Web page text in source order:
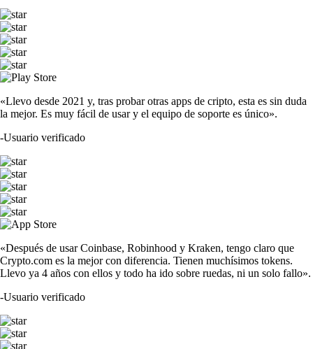
«Llevo desde 2021 y, tras probar otras apps de cripto, esta es sin duda
la mejor. Es muy fácil de usar y el equipo de soporte es único».
-Usuario verificado
«Después de usar Coinbase, Robinhood y Kraken, tengo claro que
Crypto.com es la mejor con diferencia. Tienen muchísimos tokens.
Llevo ya 4 años con ellos y todo ha ido sobre ruedas, ni un solo fallo».
-Usuario verificado